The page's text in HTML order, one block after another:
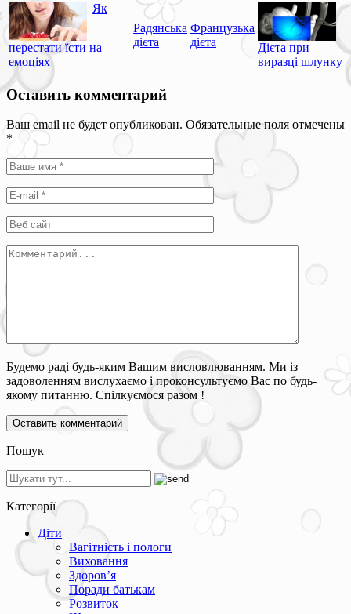
Як
перестати їсти на
емоціях
Радянська
дієта
Французька
дієта
Дієта при
виразці шлунку
Оставить комментарий
Ваш email не будет опубликован. Обязательные поля отмечены
*
Будемо раді будь-яким Вашим висловлюванням. Ми із
задоволенням вислухаємо і проконсультуємо Вас по будь-
якому питанню. Спілкуємося разом !
Пошук
Категорії
Діти
Вагітність і пологи
Виховання
Здоров’я
Поради батькам
Розвиток